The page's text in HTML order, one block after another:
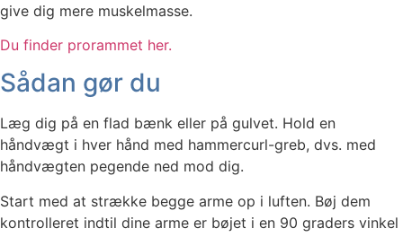
give dig mere muskelmasse.
Du finder prorammet her.
Sådan gør du
Læg dig på en flad bænk eller på gulvet. Hold en
håndvægt i hver hånd med hammercurl-greb, dvs. med
håndvægten pegende ned mod dig.
Start med at strække begge arme op i luften. Bøj dem
kontrolleret indtil dine arme er bøjet i en 90 graders vinkel